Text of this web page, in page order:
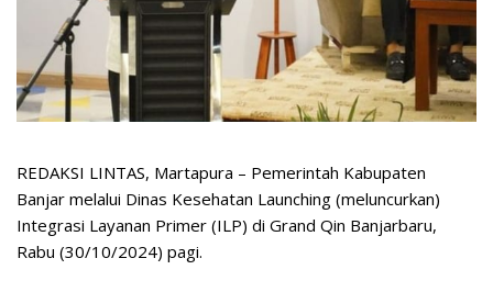
REDAKSI LINTAS, Martapura – Pemerintah Kabupaten
Banjar melalui Dinas Kesehatan Launching (meluncurkan)
Integrasi Layanan Primer (ILP) di Grand Qin Banjarbaru,
Rabu (30/10/2024) pagi.